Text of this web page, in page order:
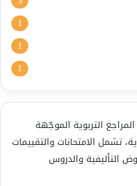
1
1
1
التربوية الموجّهة
تشمل الامتحانات والتقييمات
التأليفية والدروس